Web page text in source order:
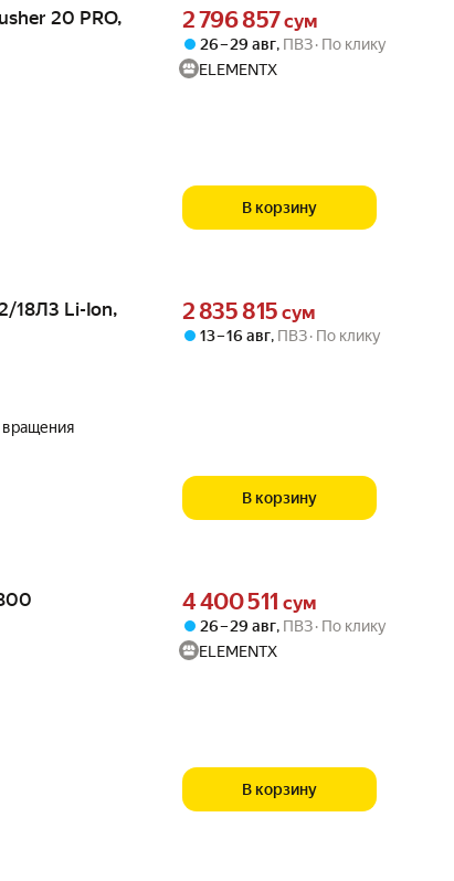
20 PRO,
Цена 2796857 сум вместо
2 796 857сум
26 – 29 авг, ПВЗ По клику
ELEMENTX
В корзину
18Л3 Li-Ion,
вращения
Цена 2835815 сум вместо
2 835 815 сум
13 – 16 авг, ПВЗ По клику
В корзину
Цена 4400511 сум вместо
4 400 511 сум
26 – 29 авг, ПВЗ По клику
ELEMENTX
В корзину